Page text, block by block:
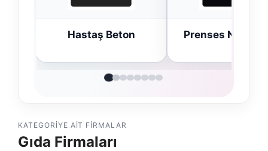
Prenses Night Club
Enes Kaplan
KATEGORIYE AIT FIRMALAR
Gıda Firmaları